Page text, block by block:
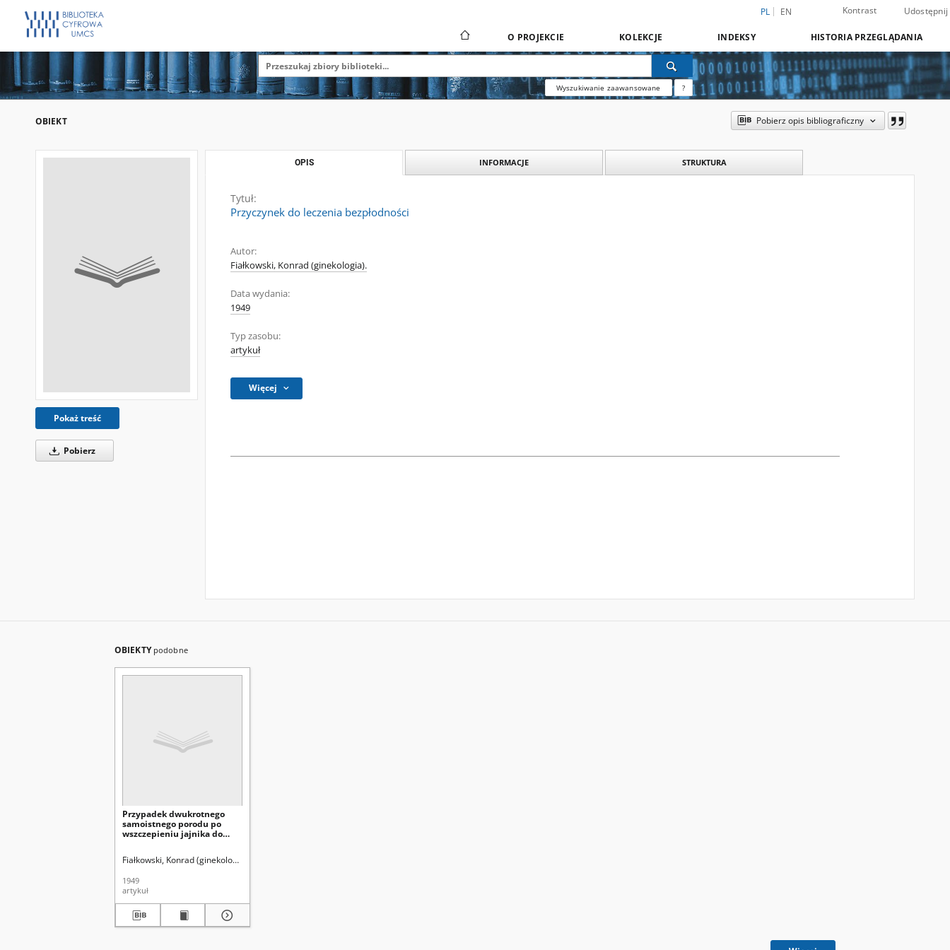
PL EN Kontrast Udostępnij
O PROJEKCIE KOLEKCJE INDEKSY HISTORIA PRZEGLĄDANIA
Wyszukiwanie zaawansowane ?
OBIEKT Pobierz opis bibliograficzny
Pokaż treść
Pobierz
OPIS INFORMACJE STRUKTURA
Tytuł:
Przyczynek do leczenia bezpłodności
Autor:
Fiałkowski, Konrad (ginekologia).
Data wydania:
1949
Typ zasobu:
artykuł
Więcej
OBIEKTY podobne
Przypadek dwukrotnego
samoistnego porodu po
wszczepieniu jajnika do
Fiałkowski, Konrad (ginekologia).
1949
artykuł